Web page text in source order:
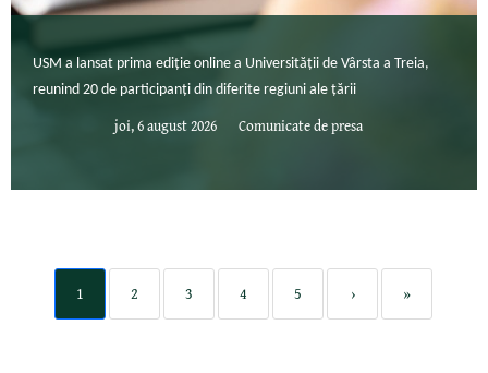
USM a lansat prima ediție online a Universității de Vârsta a Treia,
reunind 20 de participanți din diferite regiuni ale țării
joi, 6 august 2026 Comunicate de presa
1 2 3 4 5 › »